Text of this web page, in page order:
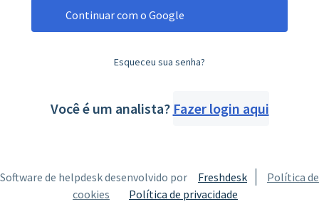
Continuar com o Google
Esqueceu sua senha?
Você é um analista? Fazer login aqui
Software de helpdesk desenvolvido por Freshdesk
Política de
cookies
Política de privacidade